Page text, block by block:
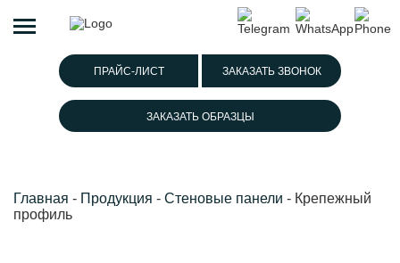
ПРАЙС-ЛИСТ ЗАКАЗАТЬ ЗВОНОК
ЗАКАЗАТЬ ОБРАЗЦЫ
Главная - Продукция - Стеновые панели - Крепежный
профиль